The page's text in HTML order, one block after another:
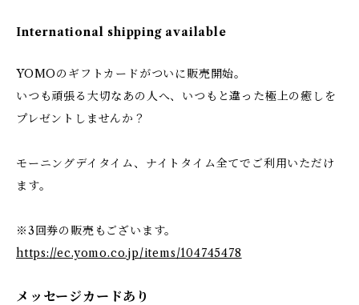
International shipping available
YOMOのギフトカードがついに販売開始。
いつも頑張る大切なあの人へ、いつもと違った極上の癒しを
プレゼントしませんか？
モーニングデイタイム、ナイトタイム全てでご利用いただけ
ます。
※3回券の販売もございます。
https://ec.yomo.co.jp/items/104745478
メッセージカードあり